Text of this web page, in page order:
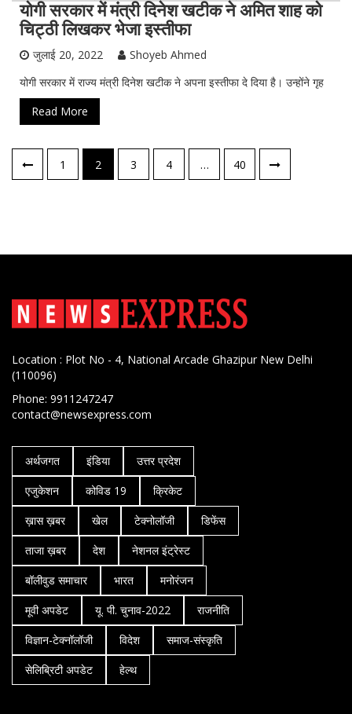
NewsExpress ख़ास ख़बर देश भारत राजनीति
योगी सरकार में मंत्री दिनेश खटीक ने अमित शाह को
चिट्ठी लिखकर भेजा इस्तीफा
जुलाई 20, 2022
Shoyeb Ahmed
योगी सरकार में राज्य मंत्री दिनेश खटीक ने अपना इस्तीफा दे दिया है। उन्होंने गृह
Read More
पोस्ट्स
नेविगेशन
1 2 3 4 … 40
Location : Plot No - 4, National Arcade Ghazipur New Delhi
(110096)
Phone: 9911247247
contact@newsexpress.com
अर्थजगत इंडिया
उत्तर प्रदेश
एजुकेशन
कोविड 19
क्रिकेट
ख़ास ख़बर
खेल टेक्नोलॉजी
डिफेंस
ताजा ख़बर
देश
नेशनल इंट्रेस्ट
बॉलीवुड समाचार
भारत
मनोरंजन
मूवी अपडेट
यू. पी. चुनाव-2022
राजनीति
विज्ञान-टेक्नॉलॉजी
विदेश
समाज-संस्कृति
सेलिब्रिटी अपडेट
हेल्थ